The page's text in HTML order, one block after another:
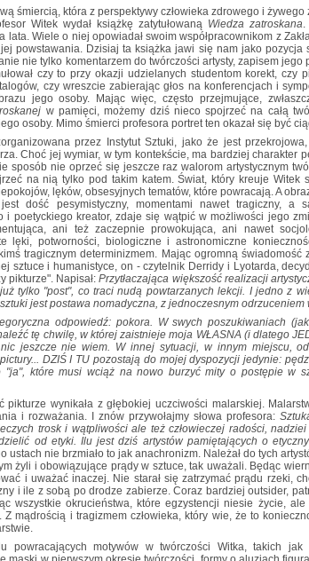
śmiercią, która z perspektywy człowieka zdrowego i żywego
Witek wydał książkę zatytułowaną Wiedza zatroskana.
lata. Wiele o niej opowiadał swoim współpracownikom z
powstawania. Dzisiaj ta książka jawi się nam jako pozycja
nie tylko komentarzem do twórczości artysty, zapisem jego
czy to przy okazji udzielanych studentom korekt, czy
czy wreszcie zabierając głos na konferencjach i
jego osoby. Mając więc, często przejmujące,
w pamięci, możemy dziś nieco spojrzeć na całą
osoby. Mimo śmierci profesora portret ten okazał się być
przez Instytut Sztuki, jako że jest przekrojowa,
Choć jej wymiar, w tym kontekście, ma bardziej charakter
sposób nie oprzeć się jeszcze raz walorom artystycznym
na nią tylko pod takim katem. Świat, który kreuje Witek
lęków, obsesyjnych tematów, które powracają. A
dość pesymistyczny, momentami nawet tragiczny, a
i poetyckiego kreator, zdaje się wątpić w możliwości jego
ani też zaczepnie prowokująca, ani nawet
lęki, potworności, biologiczne i astronomiczne
tragicznym determinizmem. Mając ogromną świadomość
sztuce i humanistyce, on - czytelnik Derridy i Lyotarda,
pikturze". Napisał:Przytłaczająca większość realizacji
tylko "post", co traci nudą powtarzanych lekcji. I jedno z
sztuki jest postawa nomadyczna, z jednoczesnym
odpowiedź: pokora. W swych poszukiwaniach
tę chwilę, w której zaistnieje moja WŁASNA (i dlatego
jeszcze nie wiem. W innej sytuacji, w innym miejscu,
DZIŚ I TU pozostają do mojej dyspozycji jedynie:
"ja", które musi wciąż na nowo burzyć mity o postępie w
pikturze wynikała z głębokiej uczciwości malarskiej.
i rozważania. I znów przywołajmy słowa profesora:
trosk i wątpliwości ale też człowieczej radości,
od etyki. Ilu jest dziś artystów pamiętających o
ustach nie brzmiało to jak anachronizm. Należał do tych
żyli i obowiązujące prądy w sztuce, tak uważali. Będąc
i uważać inaczej. Nie starał się zatrzymać prądu rzeki,
i ile z sobą po drodze zabierze. Coraz bardziej outsider,
wszystkie okrucieństwa, które egzystencji niesie życie,
Z mądrością i tragizmem człowieka, który wie, że to
powracających motywów w twórczości Witka, takich jak